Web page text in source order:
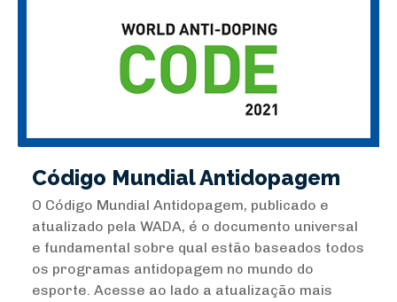
Código Mundial Antidopagem
O Código Mundial Antidopagem, publicado e
atualizado pela WADA, é o documento universal
e fundamental sobre qual estão baseados todos
os programas antidopagem no mundo do
esporte. Acesse ao lado a atualização mais